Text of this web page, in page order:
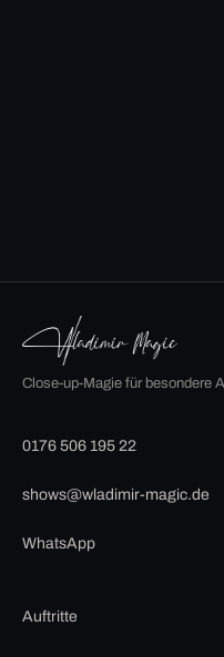
Close-up-Magie für besondere
0176 506 195 22
shows@wladimir-magic.de
WhatsApp
Auftritte